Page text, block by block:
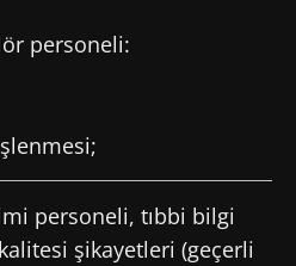
personeli:
personeli, tıbbi bilgi
şikayetleri (geçerli